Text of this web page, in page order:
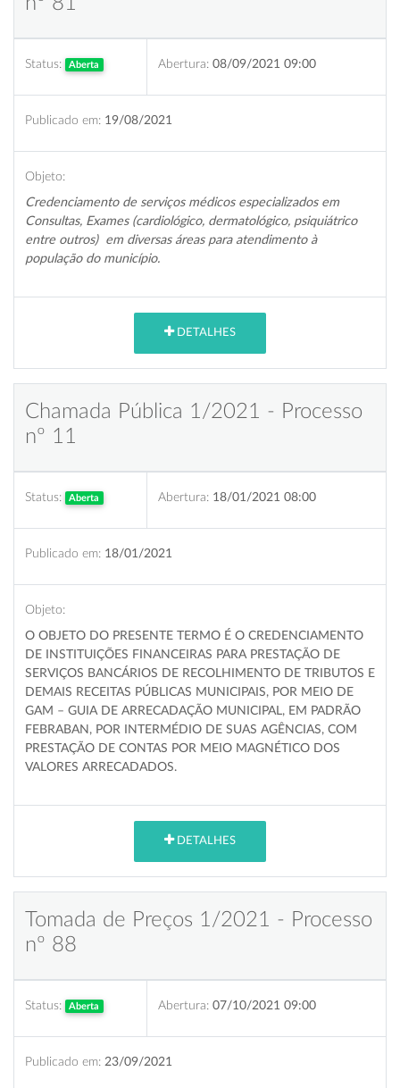
Status: Aberta Abertura: 08/09/2021 09:00
Publicado em: 19/08/2021
Objeto:
Credenciamento de serviços médicos especializados em
Consultas, Exames (cardiológico, dermatológico, psiquiátrico
entre outros) em diversas áreas para atendimento à
população do município.
DETALHES
Chamada Pública 1/2021 - Processo
nº 11
Status: Aberta Abertura: 18/01/2021 08:00
Publicado em: 18/01/2021
Objeto:
O OBJETO DO PRESENTE TERMO É O CREDENCIAMENTO
DE INSTITUIÇÕES FINANCEIRAS PARA PRESTAÇÃO DE
SERVIÇOS BANCÁRIOS DE RECOLHIMENTO DE TRIBUTOS E
DEMAIS RECEITAS PÚBLICAS MUNICIPAIS, POR MEIO DE
GAM – GUIA DE ARRECADAÇÃO MUNICIPAL, EM PADRÃO
FEBRABAN, POR INTERMÉDIO DE SUAS AGÊNCIAS, COM
PRESTAÇÃO DE CONTAS POR MEIO MAGNÉTICO DOS
VALORES ARRECADADOS.
DETALHES
Tomada de Preços 1/2021 - Processo
nº 88
Status: Aberta Abertura: 07/10/2021 09:00
Publicado em: 23/09/2021